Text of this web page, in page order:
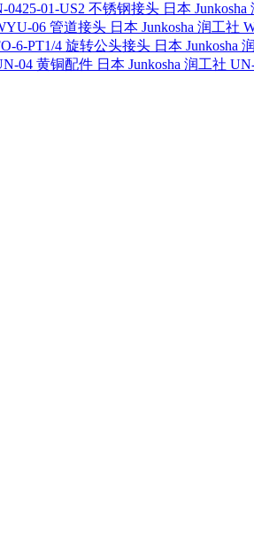
日本
日本 Junkosha 润工社
日本 Junkosha
日本 Junkosha 润工社